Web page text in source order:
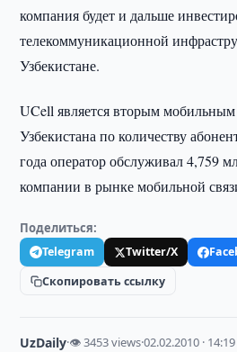
компания будет и дальше
телекоммуникационной
Узбекистане.
UCell является вторым
Узбекистана по количеству
года оператор обслуживал 4,759
компании в рынке мобильной
Поделиться:
Telegram Twitter/X
Скопировать ссылку
UzDaily·👁 3453 views·02.02.2010 · 14:19